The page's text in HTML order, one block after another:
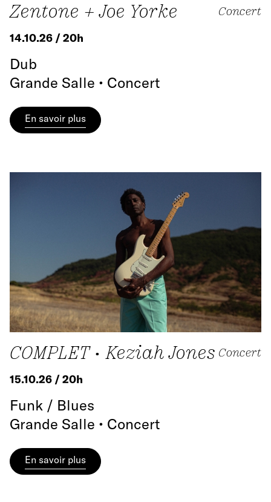
Zentone + Joe Yorke Concert
14.10.26 / 20h
Dub
Grande Salle • Concert
En savoir plus
COMPLET • Keziah Jones Concert
15.10.26 / 20h
Funk / Blues
Grande Salle • Concert
En savoir plus